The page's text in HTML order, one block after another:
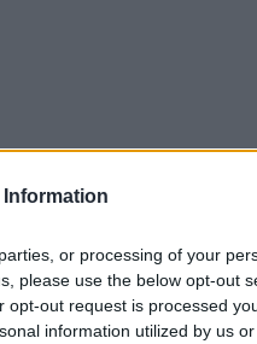
Information
or processing of your
please use the below opt-out
opt-out request is processed
information utilized by us
që del dhe i mbron